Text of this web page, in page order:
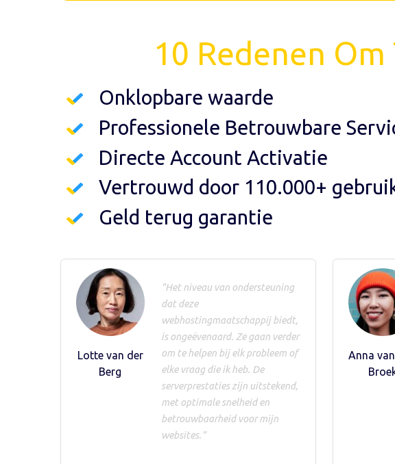
10 Redenen Om
Onklopbare waarde
Professionele Betrouwbare
Directe Account Activatie
Vertrouwd door 110.000+
Geld terug garantie
Lotte van der
Berg
"Het niveau van ondersteuning
dat deze
webhostingmaatschappij biedt,
is ongeëvenaard. Ze gaan verder
om te helpen bij elk probleem of
elke vraag die ik heb. De
serverprestaties zijn uitstekend,
met optimale snelheid en
betrouwbaarheid voor mijn
websites."
Anna